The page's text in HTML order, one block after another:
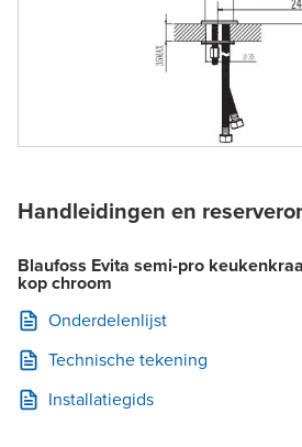
Handleidingen en
Blaufoss Evita semi-pro
kop chroom
Onderdelenlijst
Technische tekening
Installatiegids